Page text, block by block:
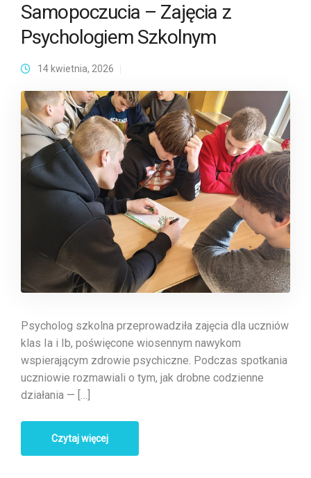
Samopoczucia – Zajęcia z
Psychologiem Szkolnym
14 kwietnia, 2026
Psycholog szkolna przeprowadziła zajęcia dla uczniów
klas Ia i Ib, poświęcone wiosennym nawykom
wspierającym zdrowie psychiczne. Podczas spotkania
uczniowie rozmawiali o tym, jak drobne codzienne
działania — […]
Czytaj więcej